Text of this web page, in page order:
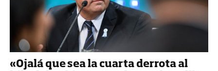
«Ojalá que sea la cuarta derrota al